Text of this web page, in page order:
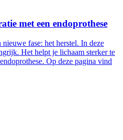
met een endoprothese
fase: het herstel. In deze
Het helpt je lichaam sterker te
Op deze pagina vind